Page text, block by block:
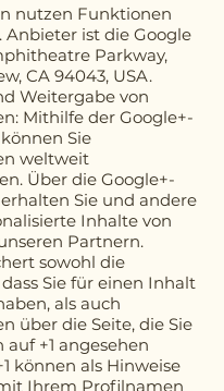
nutzen Funktionen
Anbieter ist die Google
Parkway,
CA 94043, USA.
Weitergabe von
Mithilfe der Google+-
Sie
weltweit
Über die Google+-
Sie und andere
Inhalte von
Partnern.
sowohl die
Sie für einen Inhalt
als auch
über die Seite, die Sie
+1 angesehen
können als Hinweise
Ihrem Profilnamen